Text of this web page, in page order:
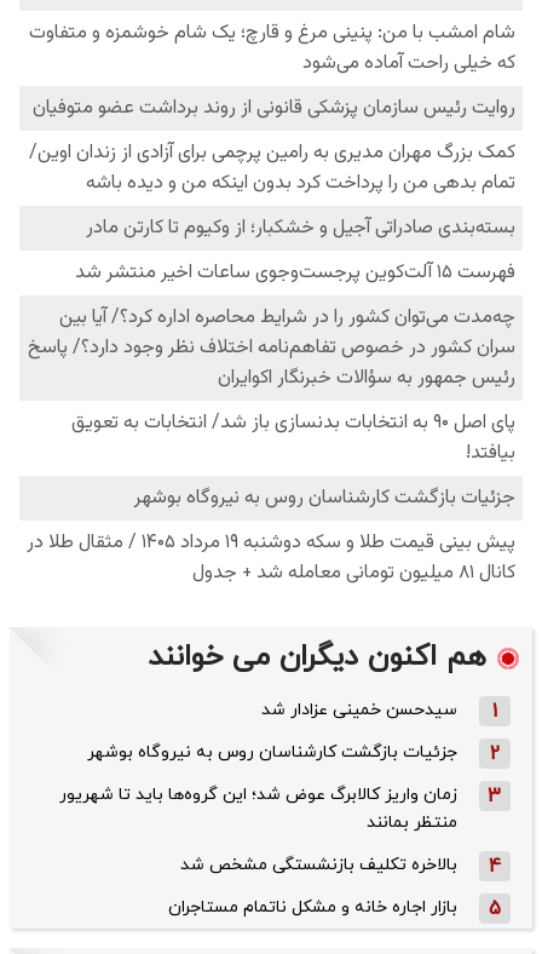
هم اکنون دیگران می خوانند
1 سیدحسن خمینی عزادار شد
2 جزئیات بازگشت کارشناسان روس به نیروگاه بوشهر
3
زمان واریز کالابرگ عوض شد؛ این گروه‌ها باید تا شهریور
منتظر بمانند
4 بالاخره تکلیف بازنشستگی مشخص شد
5 بازار اجاره خانه و مشکل ناتمام مستاجران